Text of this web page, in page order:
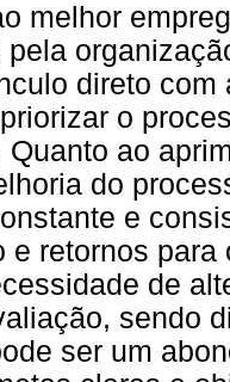
melhor
pela
direto com
o
Quanto ao
do
e
e retornos
de
sendo
ser um